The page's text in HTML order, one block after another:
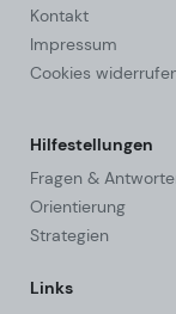
Kontakt
Impressum
Cookies
Hilfestellungen
Fragen &
Orientierung
Strategien
Links